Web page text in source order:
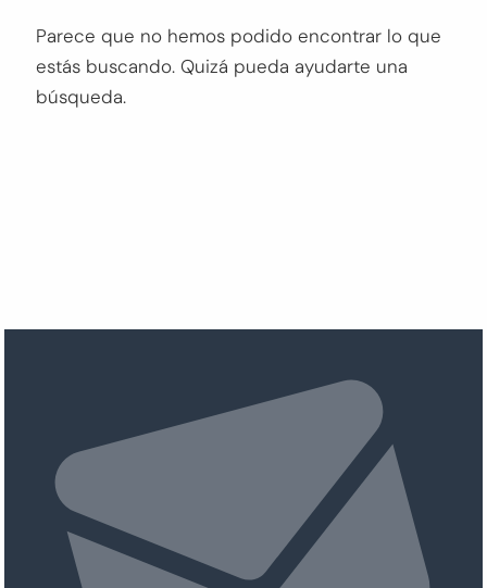
Buscar:
BUSCAR
Parece que no hemos podido encontrar lo que
estás buscando. Quizá pueda ayudarte una
búsqueda.